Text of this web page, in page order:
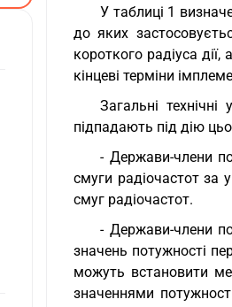
У таблиці 1
до яких
короткого радіуса
кінцеві терміни
Загальні
підпадають під дію
- Держави-члени
смуги радіочастот за
смуг радіочастот.
- Держави-члени
значень потужності
можуть встановити
значеннями